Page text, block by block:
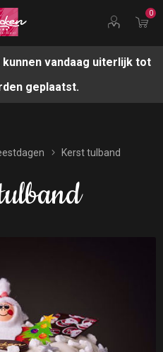
0
vandaag uiterlijk tot
geplaatst.
Kerst tulband